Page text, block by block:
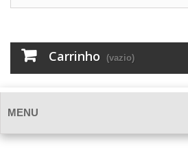
Carrinho (vazio)
MENU